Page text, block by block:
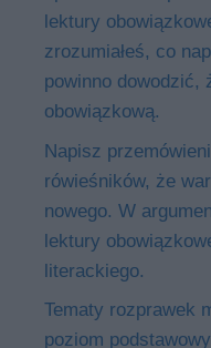
lektury
zrozumiałeś, co
powinno dowodzić,
obowiązkową.
Napisz
rówieśników, że
nowego. W
lektury
literackiego.
Tematy rozprawek
poziom podstawowy